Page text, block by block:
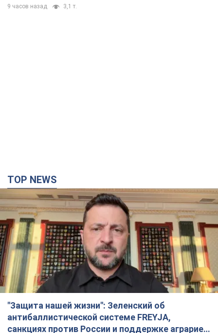
9 часов назад 3,1 т.
TOP NEWS
"Защита нашей жизни": Зеленский об
антибаллистической системе FREYJA,
санкциях против России и поддержке аграриев.